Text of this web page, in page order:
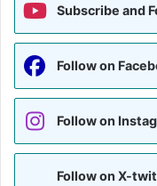
Subscribe and
Follow on
Follow on
Follow on X-